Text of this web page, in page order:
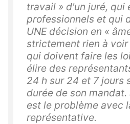
travail » d'un juré, qui
professionnels et qui
UNE décision en «
strictement rien à
qui doivent faire les
élire des
24 h sur 24 et 7 jours
durée de son
est le problème avec
représentative.